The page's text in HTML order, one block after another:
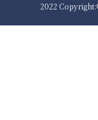
2022